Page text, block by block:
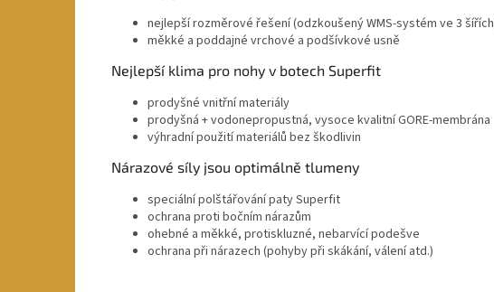
nejlepší rozměrové řešení (odzkoušený WMS-systém ve 3
měkké a poddajné vrchové a podšívkové usně
Nejlepší klima pro nohy v botech Superfit
prodyšné vnitřní materiály
prodyšná + vodonepropustná, vysoce kvalitní GORE-membrána
výhradní použití materiálů bez škodlivin
Nárazové síly jsou optimálně tlumeny
speciální polštářování paty Superfit
ochrana proti bočním nárazům
ohebné a měkké, protiskluzné, nebarvící podešve
ochrana při nárazech (pohyby při skákání, válení atd.)